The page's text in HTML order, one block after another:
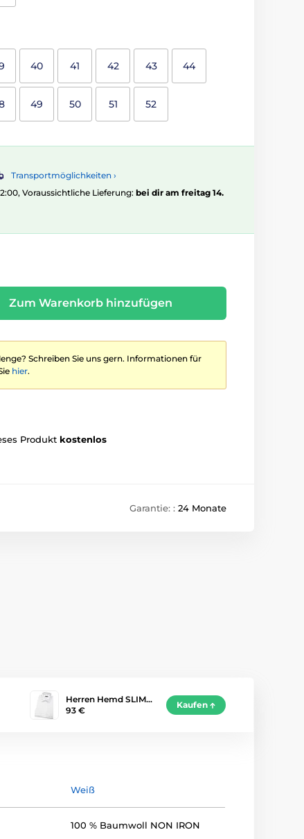
40 41 42 43 44
49 50 51 52
Transportmöglichkeiten ›
Voraussichtliche Lieferung: bei dir am freitag 14.
Zum Warenkorb hinzufügen
Schreiben Sie uns gern. Informationen für
hier.
Produkt kostenlos
Garantie: : 24 Monate
Herren Hemd SLIM…
93 €
Kaufen
Weiß
100 % Baumwoll NON IRON